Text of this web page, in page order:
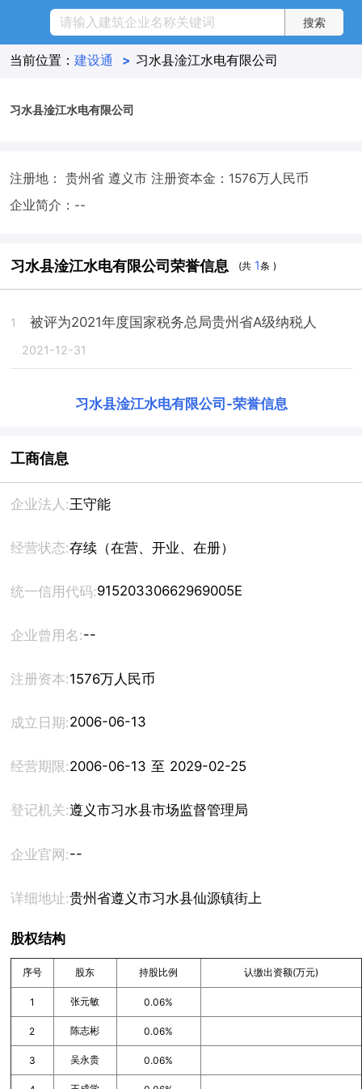
当前位置： 建设通 > 习水县淦江水电有限公司
习水县淦江水电有限公司
注册地： 贵州省 遵义市 注册资本金：1576万人民币
企业简介：--
习水县淦江水电有限公司荣誉信息 (共 1条 )
1 被评为2021年度国家税务总局贵州省A级纳税人
2021-12-31
习水县淦江水电有限公司 -荣誉信息
工商信息
企业法人:王守能
经营状态:存续（在营、开业、在册）
统一信用代码:91520330662969005E
企业曾用名:--
注册资本:1576万人民币
成立日期:2006-06-13
经营期限: 2006-06-13 至 2029-02-25
登记机关:遵义市习水县市场监督管理局
企业官网:--
详细地址:贵州省遵义市习水县仙源镇街上
股权结构
序号 股东 持股比例 认缴出资额(万元)
1 张元敏 0.06%
2 陈志彬 0.06%
3 吴永贵 0.06%